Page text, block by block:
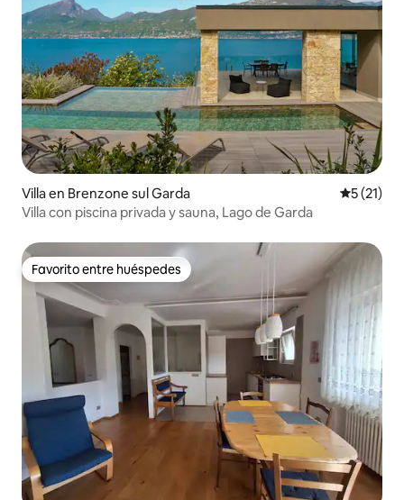
Villa en Brenzone sul Garda
5 (21)
Villa con piscina privada y sauna, Lago de Garda
Favorito entre huéspedes
Favorito entre huéspedes